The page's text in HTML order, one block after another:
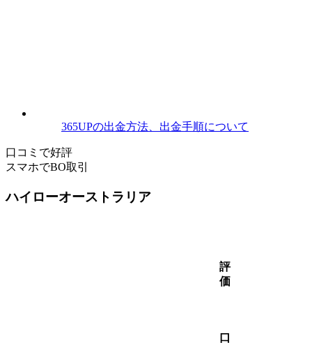
365UPの出金方法、出金手順について
口コミで好評
スマホでBO取引
ハイローオーストラリア
評
価
口